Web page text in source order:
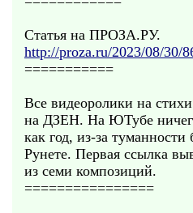
Статья на ПРОЗА.РУ.
http://proza.ru/2023/08/30/
===========
Все видеоролики на
на ДЗЕН. На ЮТубе
как год, из-за туманности
Рунете. Первая ссылка
из семи композиций.
================